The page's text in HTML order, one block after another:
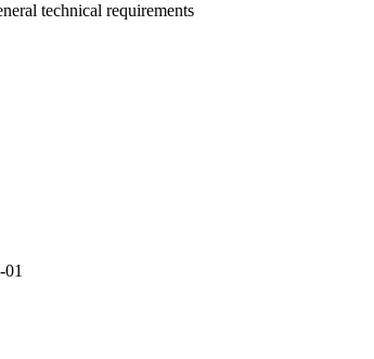
technical requirements